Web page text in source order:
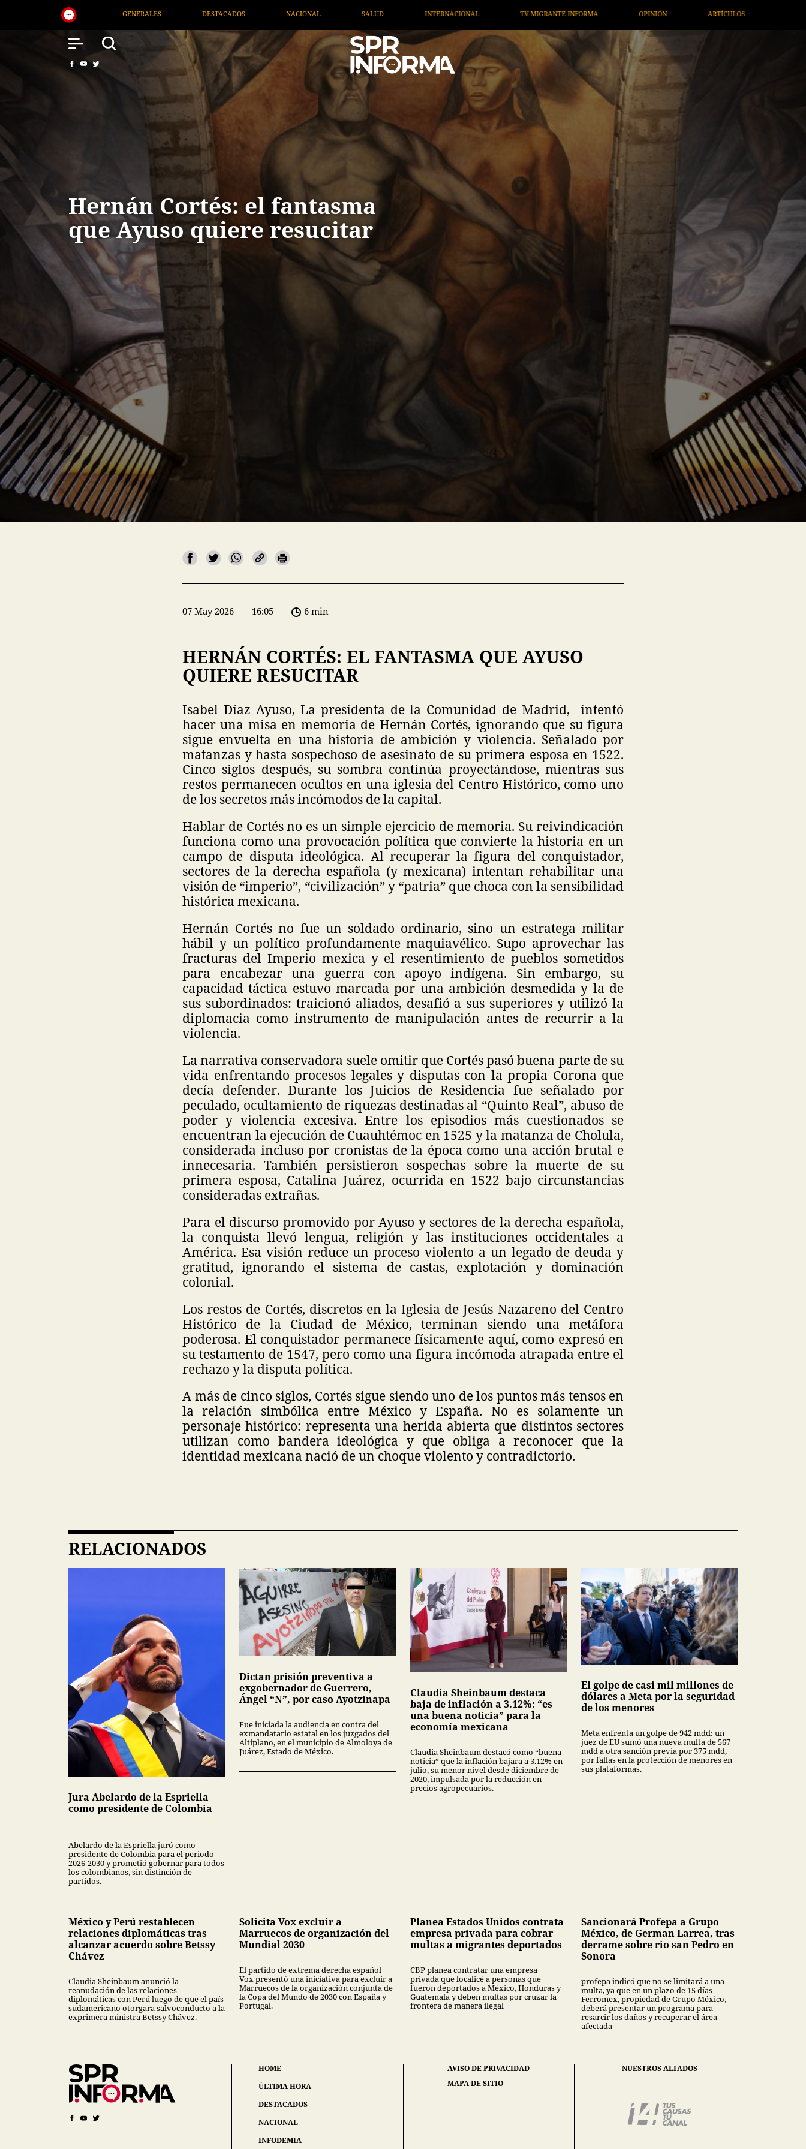
DESTACADOS NACIONAL SALUD INTERNACIONAL TV MIGRANTE INFORMA OPINIÓN ARTÍCULOS ARTE / ENTRETENIMIENTO ECONOMÍA /
Hernán Cortés: el fantasma
que Ayuso quiere resucitar
07 May 2026 16:05 6 min
HERNÁN CORTÉS: EL FANTASMA QUE AYUSO
QUIERE RESUCITAR
Isabel Díaz Ayuso, La presidenta de la Comunidad de Madrid, intentó
hacer una misa en memoria de Hernán Cortés, ignorando que su figura
sigue envuelta en una historia de ambición y violencia. Señalado por
matanzas y hasta sospechoso de asesinato de su primera esposa en 1522.
Cinco siglos después, su sombra continúa proyectándose, mientras sus
restos permanecen ocultos en una iglesia del Centro Histórico, como uno
de los secretos más incómodos de la capital.
Hablar de Cortés no es un simple ejercicio de memoria. Su reivindicación
funciona como una provocación política que convierte la historia en un
campo de disputa ideológica. Al recuperar la figura del conquistador,
sectores de la derecha española (y mexicana) intentan rehabilitar una
visión de “imperio”, “civilización” y “patria” que choca con la sensibilidad
histórica mexicana.
Hernán Cortés no fue un soldado ordinario, sino un estratega militar
hábil y un político profundamente maquiavélico. Supo aprovechar las
fracturas del Imperio mexica y el resentimiento de pueblos sometidos
para encabezar una guerra con apoyo indígena. Sin embargo, su
capacidad táctica estuvo marcada por una ambición desmedida y la de
sus subordinados: traicionó aliados, desafió a sus superiores y utilizó la
diplomacia como instrumento de manipulación antes de recurrir a la
violencia.
La narrativa conservadora suele omitir que Cortés pasó buena parte de su
vida enfrentando procesos legales y disputas con la propia Corona que
decía defender. Durante los Juicios de Residencia fue señalado por
peculado, ocultamiento de riquezas destinadas al “Quinto Real”, abuso de
poder y violencia excesiva. Entre los episodios más cuestionados se
encuentran la ejecución de Cuauhtémoc en 1525 y la matanza de Cholula,
considerada incluso por cronistas de la época como una acción brutal e
innecesaria. También persistieron sospechas sobre la muerte de su
primera esposa, Catalina Juárez, ocurrida en 1522 bajo circunstancias
consideradas extrañas.
Para el discurso promovido por Ayuso y sectores de la derecha española,
la conquista llevó lengua, religión y las instituciones occidentales a
América. Esa visión reduce un proceso violento a un legado de deuda y
gratitud, ignorando el sistema de castas, explotación y dominación
colonial.
Los restos de Cortés, discretos en la Iglesia de Jesús Nazareno del Centro
Histórico de la Ciudad de México, terminan siendo una metáfora
poderosa. El conquistador permanece físicamente aquí, como expresó en
su testamento de 1547, pero como una figura incómoda atrapada entre el
rechazo y la disputa política.
A más de cinco siglos, Cortés sigue siendo uno de los puntos más tensos en
la relación simbólica entre México y España. No es solamente un
personaje histórico: representa una herida abierta que distintos sectores
utilizan como bandera ideológica y que obliga a reconocer que la
identidad mexicana nació de un choque violento y contradictorio.
RELACIONADOS
Jura Abelardo de la Espriella
como presidente de Colombia
Abelardo de la Espriella juró como
presidente de Colombia para el periodo
2026-2030 y prometió gobernar para todos
los colombianos, sin distinción de
partidos.
Dictan prisión preventiva a
exgobernador de Guerrero,
Ángel “N”, por caso Ayotzinapa
Fue iniciada la audiencia en contra del
exmandatario estatal en los juzgados del
Altiplano, en el municipio de Almoloya de
Juárez, Estado de México.
Claudia Sheinbaum destaca
baja de inflación a 3.12%: “es
una buena noticia” para la
economía mexicana
Claudia Sheinbaum destacó como “buena
noticia” que la inflación bajara a 3.12% en
julio, su menor nivel desde diciembre de
2020, impulsada por la reducción en
precios agropecuarios.
El golpe de casi mil millones de
dólares a Meta por la seguridad
de los menores
Meta enfrenta un golpe de 942 mdd: un
juez de EU sumó una nueva multa de 567
mdd a otra sanción previa por 375 mdd,
por fallas en la protección de menores en
sus plataformas.
México y Perú restablecen
relaciones diplomáticas tras
alcanzar acuerdo sobre Betssy
Chávez
Claudia Sheinbaum anunció la
reanudación de las relaciones
diplomáticas con Perú luego de que el país
sudamericano otorgara salvoconducto a la
exprimera ministra Betssy Chávez.
Solicita Vox excluir a
Marruecos de organización del
Mundial 2030
El partido de extrema derecha español
Vox presentó una iniciativa para excluir a
Marruecos de la organización conjunta de
la Copa del Mundo de 2030 con España y
Portugal.
Planea Estados Unidos contrata
empresa privada para cobrar
multas a migrantes deportados
CBP planea contratar una empresa
privada que localicé a personas que
fueron deportados a México, Honduras y
Guatemala y deben multas por cruzar la
frontera de manera ilegal
Sancionará Profepa a Grupo
México, de German Larrea, tras
derrame sobre rio san Pedro en
Sonora
profepa indicó que no se limitará a una
multa, ya que en un plazo de 15 días
Ferromex, propiedad de Grupo México,
deberá presentar un programa para
resarcir los daños y recuperar el área
afectada
HOME
ÚLTIMA HORA
DESTACADOS
NACIONAL
INFODEMIA
AVISO DE PRIVACIDAD
MAPA DE SITIO
NUESTROS ALIADOS